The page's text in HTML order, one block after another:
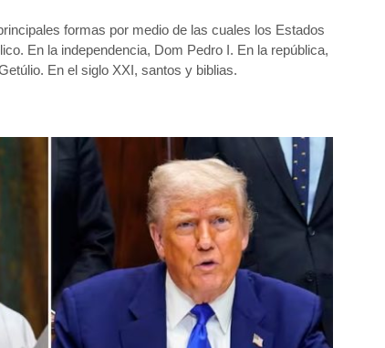
formas por medio de las cuales los Estados
En la independencia, Dom Pedro I. En la república,
En el siglo XXI, santos y biblias.